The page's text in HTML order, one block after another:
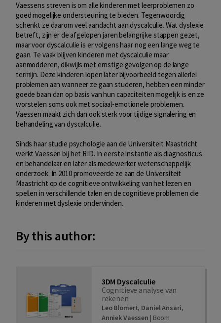
Vaessens streven is om alle kinderen met leerproblemen zo
goed mogelijke ondersteuning te bieden. Tegenwoordig
schenkt ze daarom veel aandacht aan dyscalculie. Wat dyslexie
betreft, zijn er de afgelopen jaren belangrijke stappen gezet,
maar voor dyscalculie is er volgens haar nog een lange weg te
gaan. Te vaak blijven kinderen met dyscalculie maar
aanmodderen, dikwijls met ernstige gevolgen op de lange
termijn. Deze kinderen lopen later bijvoorbeeld tegen allerlei
problemen aan wanneer ze gaan studeren, hebben een minder
goede baan dan op basis van hun capaciteiten mogelijk is en ze
worstelen soms ook met sociaal-emotionele problemen.
Vaessen maakt zich dan ook sterk voor tijdige signalering en
behandeling van dyscalculie.
Sinds haar studie psychologie aan de Universiteit Maastricht
werkt Vaessen bij het RID. In eerste instantie als diagnosticus
en behandelaar en later als medewerker wetenschappelijk
onderzoek. In 2010 promoveerde ze aan de Universiteit
Maastricht op de cognitieve ontwikkeling van het lezen en
spellen in verschillende talen en de cognitieve problemen die
kinderen met dyslexie ondervinden.
By this author:
3DM Dyscalculie
Cognitieve analyse van
rekenen
Leo Blomert, Daniel Ansari,
Anniek Vaessen | Boom